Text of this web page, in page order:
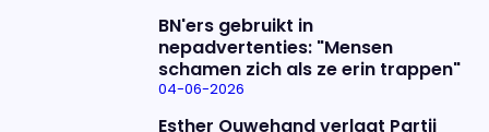
BN'ers gebruikt in
nepadvertenties: "Mensen
schamen zich als ze erin trappen"
04-06-2026
Esther Ouwehand verlaat Partij